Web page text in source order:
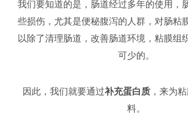
我们要知道的是，肠道经过多年的使用，
些损伤，尤其是便秘腹泻的人群，对肠粘
以除了清理肠道，改善肠道环境，粘膜组
可少的。
因此，我们就要通过补充蛋白质，来为
料。